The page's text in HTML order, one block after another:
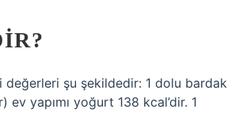
değerleri şu şekildedir: 1 dolu bardak
yapımı yoğurt 138 kcal’dir. 1